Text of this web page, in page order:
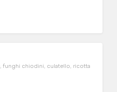
funghi chiodini, culatello, ricotta